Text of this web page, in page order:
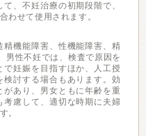
、不妊治療の初期段階で、
わせて使用されます。
機能障害、性機能障害、精
男性不妊では、検査で原因を
妊娠を目指すほか、人工授
討する場合もあります。効
あり、男女ともに年齢を重
慮して、適切な時期に夫婦
。